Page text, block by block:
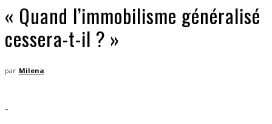
« Quand l’immobilisme généralisé
cessera-t-il ? »
par Milena
-